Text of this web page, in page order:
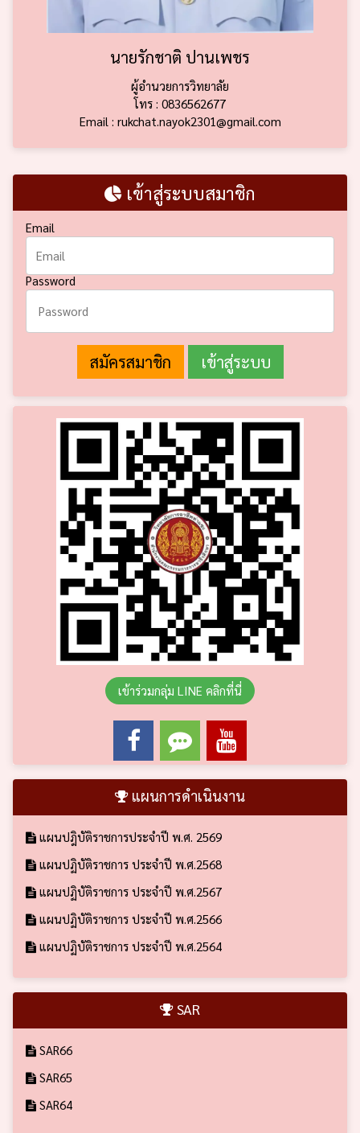
นายรักชาติ ปานเพชร
ผู้อำนวยการวิทยาลัย
โทร : 0836562677
Email : rukchat.nayok2301@gmail.com
เข้าสู่ระบบสมาชิก
Email
Password
สมัครสมาชิก
เข้าร่วมกลุ่ม LINE คลิกที่นี่
แผนการดำเนินงาน
แผนปฎิบัติราชการประจำปี พ.ศ. 2569
แผนปฏิบัติราชการ ประจำปี พ.ศ.2568
แผนปฏิบัติราชการ ประจำปี พ.ศ.2567
แผนปฏิบัติราชการ ประจำปี พ.ศ.2566
แผนปฏิบัติราชการ ประจำปี พ.ศ.2564
SAR
SAR66
SAR65
SAR64